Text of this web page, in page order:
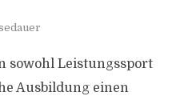
sowohl Leistungssport
Ausbildung einen